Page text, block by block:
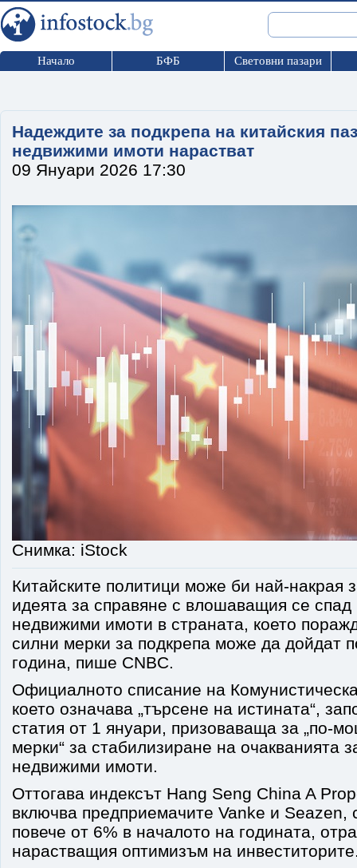
Начало БФБ Световни пазари
Надеждите за подкрепа на китайския
недвижими имоти нарастват
09 Януари 2026 17:30
Снимка: iStock
Китайските политици може би най-накрая
идеята за справяне с влошаващия се спад
недвижими имоти в страната, което
силни мерки за подкрепа може да дойдат
година, пише CNBC.
Официалното списание на
което означава „търсене на истината“,
статия от 1 януари, призоваваща за „по-
мерки“ за стабилизиране на очакванията
недвижими имоти.
Оттогава индексът Hang Seng China A
включва предприемачите Vanke и Seazen,
повече от 6% в началото на годината,
нарастващия оптимизъм на